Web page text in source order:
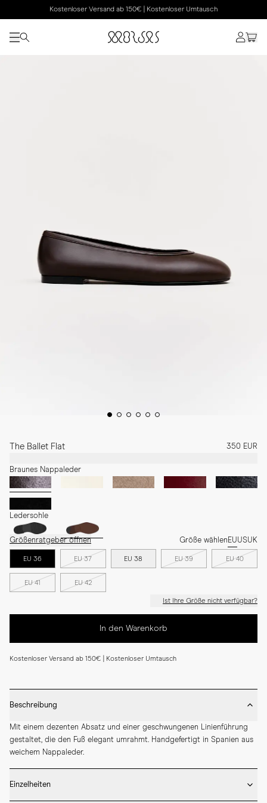
Kostenloser Versand ab 150€ | Kostenloser Umtausch
The Ballet Flat 350 EUR
Braunes Nappaleder
Ledersohle
Größenratgeber öffnen Größe wählenEUUSUK
EU 36 EU 37 EU 38 EU 39 EU 40
EU 41 EU 42
Ist Ihre Größe nicht verfügbar?
In den Warenkorb
Kostenloser Versand ab 150€ | Kostenloser Umtausch
Beschreibung
Mit einem dezenten Absatz und einer geschwungenen Linienführung
gestaltet, die den Fuß elegant umrahmt. Handgefertigt in Spanien aus
weichem Nappaleder.
Einzelheiten